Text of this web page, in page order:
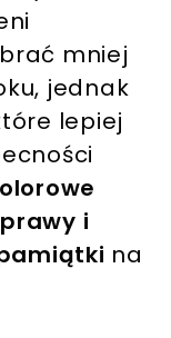
mniej
jednak
lepiej
i
na